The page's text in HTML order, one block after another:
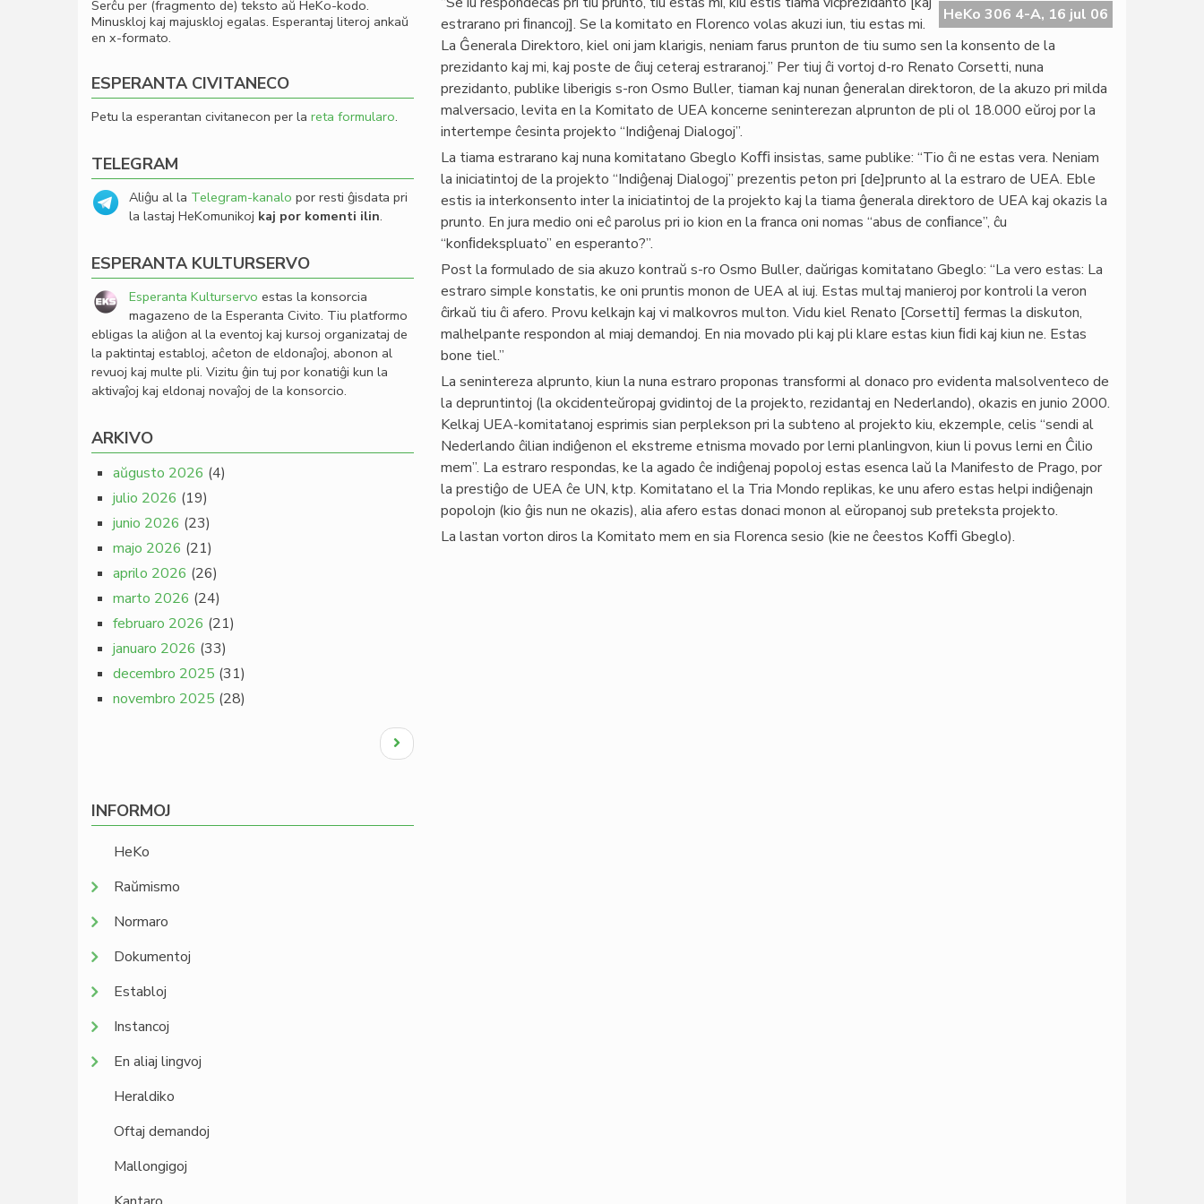
HeKo 306 4-A, 16 jul 06
estrarano pri ﬁnancoj]. Se la komitato en Florenco volas akuzi iun, tiu estas mi.
La Ĝenerala Direktoro, kiel oni jam klarigis, neniam farus prunton de tiu sumo sen la konsento de la
prezidanto kaj mi, kaj poste de ĉiuj ceteraj estraranoj.” Per tiuj ĉi vortoj d-ro Renato Corsetti, nuna
prezidanto, publike liberigis s-ron Osmo Buller, tiaman kaj nunan ĝeneralan direktoron, de la akuzo pri milda
malversacio, levita en la Komitato de UEA koncerne seninterezan alprunton de pli ol 18.000 eŭroj por la
intertempe ĉesinta projekto “Indiĝenaj Dialogoj”.
La tiama estrarano kaj nuna komitatano Gbeglo Koﬃ insistas, same publike: “Tio ĉi ne estas vera. Neniam
la iniciatintoj de la projekto “Indiĝenaj Dialogoj” prezentis peton pri [de]prunto al la estraro de UEA. Eble
estis ia interkonsento inter la iniciatintoj de la projekto kaj la tiama ĝenerala direktoro de UEA kaj okazis la
prunto. En jura medio oni eĉ parolus pri io kion en la franca oni nomas “abus de conﬁance”, ĉu
“konﬁdekspluato” en esperanto?”.
Post la formulado de sia akuzo kontraŭ s-ro Osmo Buller, daŭrigas komitatano Gbeglo: “La vero estas: La
estraro simple konstatis, ke oni pruntis monon de UEA al iuj. Estas multaj manieroj por kontroli la veron
ĉirkaŭ tiu ĉi afero. Provu kelkajn kaj vi malkovros multon. Vidu kiel Renato [Corsetti] fermas la diskuton,
malhelpante respondon al miaj demandoj. En nia movado pli kaj pli klare estas kiun ﬁdi kaj kiun ne. Estas
bone tiel.”
La senintereza alprunto, kiun la nuna estraro proponas transformi al donaco pro evidenta malsolventeco de
la depruntintoj (la okcidenteŭropaj gvidintoj de la projekto, rezidantaj en Nederlando), okazis en junio 2000.
Kelkaj UEA-komitatanoj esprimis sian perplekson pri la subteno al projekto kiu, ekzemple, celis “sendi al
Nederlando ĉilian indiĝenon el ekstreme etnisma movado por lerni planlingvon, kiun li povus lerni en Ĉilio
mem”. La estraro respondas, ke la agado ĉe indiĝenaj popoloj estas esenca laŭ la Manifesto de Prago, por
la prestiĝo de UEA ĉe UN, ktp. Komitatano el la Tria Mondo replikas, ke unu afero estas helpi indiĝenajn
popolojn (kio ĝis nun ne okazis), alia afero estas donaci monon al eŭropanoj sub preteksta projekto.
La lastan vorton diros la Komitato mem en sia Florenca sesio (kie ne ĉeestos Koﬃ Gbeglo).
Serĉu per (fragmento de) teksto aŭ HeKo-kodo.
Minuskloj kaj majuskloj egalas. Esperantaj literoj ankaŭ
en x-formato.
ESPERANTA CIVITANECO
Petu la esperantan civitanecon per la reta formularo.
TELEGRAM
Aliĝu al la Telegram-kanalo por resti ĝisdata pri
la lastaj HeKomunikoj kaj por komenti ilin.
ESPERANTA KULTURSERVO
Esperanta Kulturservo estas la konsorcia
magazeno de la Esperanta Civito. Tiu platformo
ebligas la aliĝon al la eventoj kaj kursoj organizataj de
la paktintaj establoj, aĉeton de eldonaĵoj, abonon al
revuoj kaj multe pli. Vizitu ĝin tuj por konatiĝi kun la
aktivaĵoj kaj eldonaj novaĵoj de la konsorcio.
ARKIVO
aŭgusto 2026 (4)
julio 2026 (19)
junio 2026 (23)
majo 2026 (21)
aprilo 2026 (26)
marto 2026 (24)
februaro 2026 (21)
januaro 2026 (33)
decembro 2025 (31)
novembro 2025 (28)
Next
page
INFORMOJ
HeKo
Raŭmismo
Normaro
Dokumentoj
Establoj
Instancoj
En aliaj lingvoj
Heraldiko
Oftaj demandoj
Mallongigoj